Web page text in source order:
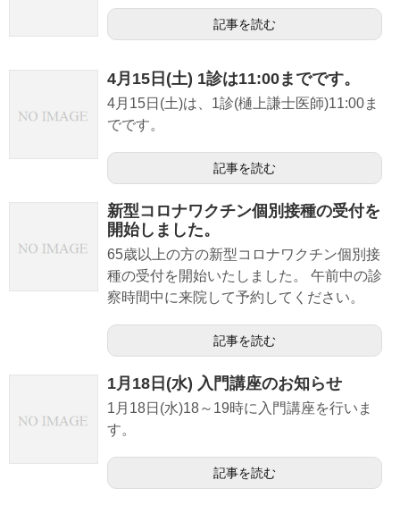
記事を読む
4月15日(土) 1診は11:00までです。
4月15日(土)は、1診(樋上謙士医師)11:00ま
でです。
記事を読む
新型コロナワクチン個別接種の受付を
開始しました。
65歳以上の方の新型コロナワクチン個別接
種の受付を開始いたしました。 午前中の診
察時間中に来院して予約してください。
記事を読む
1月18日(水) 入門講座のお知らせ
1月18日(水)18～19時に入門講座を行いま
す。
記事を読む